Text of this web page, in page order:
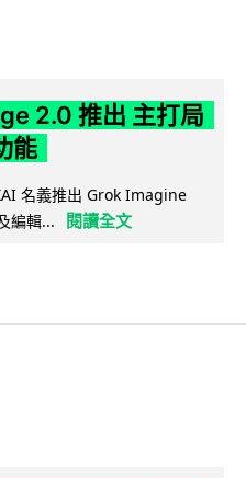
2.0 推出 主打局
能
名義推出 Grok Imagine
編輯...
閱讀全文